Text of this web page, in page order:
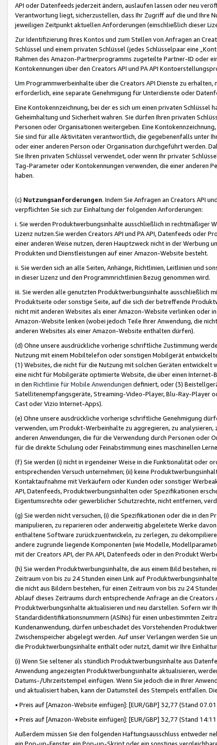
API oder Datenfeeds jederzeit ändern, auslaufen lassen oder neu
Verantwortung liegt, sicherzustellen, dass Ihr Zugriff auf die und Ihre
jeweiligen Zeitpunkt aktuellen Anforderungen (einschließlich dieser
Zur Identifizierung Ihres Kontos und zum Stellen von Anfragen an
Schlüssel und einem privaten Schlüssel (jedes Schlüsselpaar eine
Rahmen des Amazon-Partnerprogramms zugeteilte Partner-ID oder
Kontokennungen über den Creators API und PA API
Um Programmwerbeinhalte über die Creators API Dienste zu
erforderlich, eine separate Genehmigung für Unterdienste oder
Eine Kontokennzeichnung, bei der es sich um einen privaten
Geheimhaltung und Sicherheit wahren. Sie dürfen Ihren privaten
Personen oder Organisationen weitergeben. Eine
Sie sind für alle Aktivitäten verantwortlich, die gegebenenfalls unter
oder einer anderen Person oder Organisation durchgeführt werden.
Sie Ihren privaten Schlüssel verwendet, oder wenn Ihr privater
Tag-Parameter oder Kontokennungen verwenden, die einer anderen
haben.
(c) Nutzungsanforderungen. Indem Sie Anfragen an Creators API
verpflichten Sie sich zur Einhaltung der folgenden Anforderungen:
i. Sie werden Produktwerbungsinhalte ausschließlich in rechtmäßiger
Lizenz nutzen.Sie werden Creators API und PA API, Datenfeeds oder
einer anderen Weise nutzen, deren Hauptzweck nicht in der Werbung
Produkten und Dienstleistungen auf einer Amazon-Website besteht.
ii. Sie werden sich an alle Seiten, Anhänge, Richtlinien, Leitlinien und
in dieser Lizenz und den Programmrichtlinien Bezug genommen wird.
iii. Sie werden alle genutzten Produktwerbungsinhalte ausschließlich
Produktseite oder sonstige Seite, auf die sich der betreffende
nicht mit anderen Websites als einer Amazon-Website verlinken oder
Amazon-Website lenken (wobei jedoch Teile Ihrer Anwendung, die
anderen Websites als einer Amazon-Website enthalten dürfen).
(d) Ohne unsere ausdrückliche vorherige schriftliche Zustimmung
Nutzung mit einem Mobiltelefon oder sonstigen Mobilgerät
(1) Websites, die nicht für die Nutzung mit solchen Geräten
eine nicht für Mobilgeräte optimierte Website, die über einen
in den Richtlinie für Mobile Anwendungen definiert, oder (3)
Satellitenempfangsgeräte, Streaming-Video-Player, Blu-Ray-Player
Cast oder Vizio Internet-Apps).
(e) Ohne unsere ausdrückliche vorherige schriftliche Genehmigung
verwenden, um Produkt-Werbeinhalte zu aggregieren, zu
anderen Anwendungen, die für die Verwendung durch Personen
für die direkte Schulung oder Feinabstimmung eines maschinellen
(f) Sie werden (i) nicht in irgendeiner Weise in die Funktionalität oder
entsprechenden Versuch unternehmen; (ii) keine
Kontaktaufnahme mit Verkäufern oder Kunden oder sonstiger
API, Datenfeeds, Produktwerbungsinhalten oder Spezifikationen
Eigentumsrechte oder gewerblicher Schutzrechte, nicht entfernen,
(g) Sie werden nicht versuchen, (i) die Spezifikationen oder die in
manipulieren, zu reparieren oder anderweitig abgeleitete Werke
enthaltene Software zurückzuentwickeln, zu zerlegen, zu
andere zugrunde liegende Komponenten (wie Modelle,
mit der Creators API, der PA API, Datenfeeds oder in den Produkt
(h) Sie werden Produktwerbungsinhalte, die aus einem Bild bestehen,
Zeitraum von bis zu 24 Stunden einen Link auf
die nicht aus Bildern bestehen, für einen Zeitraum von bis zu 24
Ablauf dieses Zeitraums durch entsprechende Anfrage an die
Produktwerbungsinhalte aktualisieren und neu darstellen. Sofern wir
Standardidentifikationsnummern (ASINs) für einen unbestimmten
Kundenanwendung, dürfen unbeschadet des Vorstehenden
Zwischenspeicher abgelegt werden. Auf unser Verlangen werden Sie
die Produktwerbungsinhalte enthält oder nutzt, damit wir Ihre
(i) Wenn Sie seltener als stündlich Produktwerbungsinhalte aus
Anwendung angezeigten Produktwerbungsinhalte aktualisieren,
Datums-/Uhrzeitstempel einfügen. Wenn Sie jedoch die in Ihrer
und aktualisiert haben, kann der Datumsteil des Stempels entfallen.
• Preis auf [Amazon-Website einfügen]: [EUR/GBP] 32,77 (Stand
• Preis auf [Amazon-Website einfügen]: [EUR/GBP] 32,77 (Stand
Außerdem müssen Sie den folgenden Haftungsausschluss entweder
ein Pop-up-Fenster, ein Pop-up-Skript oder ein sonstiges